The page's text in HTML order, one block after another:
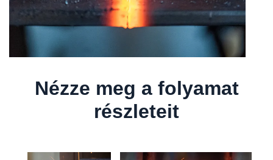
Nézze meg a folyamat
részleteit